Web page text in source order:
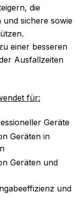
die
und sichere sowie
einer besseren
Ausfallzeiten
für:
Geräte
Geräten in
Geräten und
und